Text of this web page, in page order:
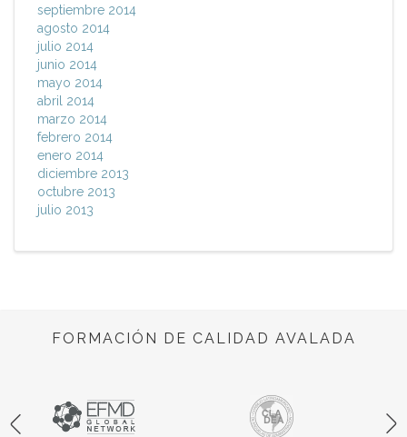
septiembre 2014
agosto 2014
julio 2014
junio 2014
mayo 2014
abril 2014
marzo 2014
febrero 2014
enero 2014
diciembre 2013
octubre 2013
julio 2013
FORMACIÓN DE CALIDAD AVALADA